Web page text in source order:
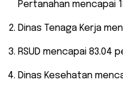
Pertanahan mencapai
Dinas Tenaga Kerja
RSUD mencapai 83.04
Dinas Kesehatan